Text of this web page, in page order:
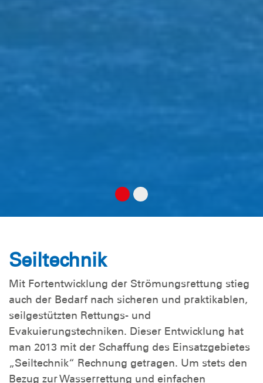
Seiltechnik
Mit Fortentwicklung der Strömungsrettung stieg
auch der Bedarf nach sicheren und praktikablen,
seilgestützten Rettungs- und
Evakuierungstechniken. Dieser Entwicklung hat
man 2013 mit der Schaffung des Einsatzgebietes
„Seiltechnik“ Rechnung getragen. Um stets den
Bezug zur Wasserrettung und einfachen